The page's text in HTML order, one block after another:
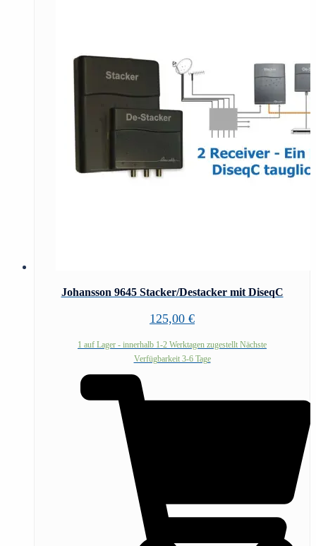
Johansson 9645 Stacker/Destacker mit DiseqC
125,00 €
1 auf Lager - innerhalb 1-2 Werktagen zugestellt Nächste
Verfügbarkeit 3-6 Tage